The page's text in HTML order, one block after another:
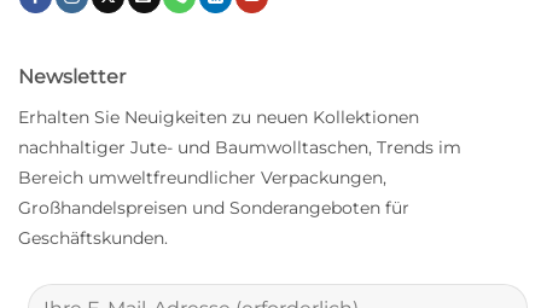
Newsletter
Erhalten Sie Neuigkeiten zu neuen Kollektionen
nachhaltiger Jute- und Baumwolltaschen, Trends im
Bereich umweltfreundlicher Verpackungen,
Großhandelspreisen und Sonderangeboten für
Geschäftskunden.